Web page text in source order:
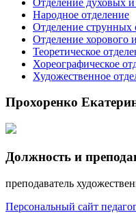
Народное отделение
Отделение струнных
Отделение хорового
Теоретическое
Хореографическое
Художественное
Прохоренко
Должность и
преподаватель
Персональный сайт